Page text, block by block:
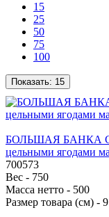
15
25
50
75
100
Показать: 15
БОЛЬШАЯ БАНКА С
цельными ягодами
700573
Вес - 750
Масса нетто - 500
Размер товара (см) -